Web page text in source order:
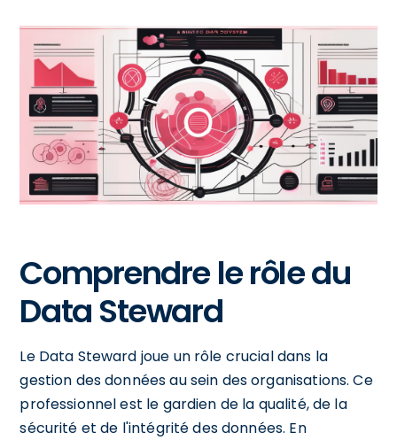
Comprendre le rôle du
Data Steward
Le Data Steward joue un rôle crucial dans la
gestion des données au sein des organisations. Ce
professionnel est le gardien de la qualité, de la
sécurité et de l'intégrité des données. En